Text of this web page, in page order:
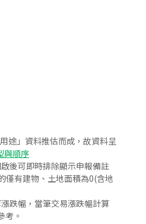
途」資料推估而成，故資料呈
與順序
後可即時排除顯示申報備註
僅有建物、土地面積為0(含地
跌幅，當筆交易漲跌幅計算
考。